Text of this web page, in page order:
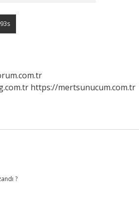
https://mertsunucum.com.tr
?